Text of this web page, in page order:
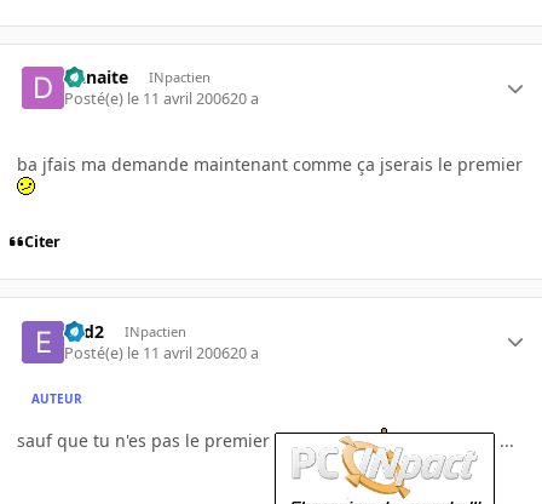
Danaite INpactien
Posté(e) le 11 avril 200620 a
ba jfais ma demande maintenant comme ça jserais le premier
Citer
e2d2 INpactien
Posté(e) le 11 avril 200620 a
AUTEUR
sauf que tu n'es pas le premier ...